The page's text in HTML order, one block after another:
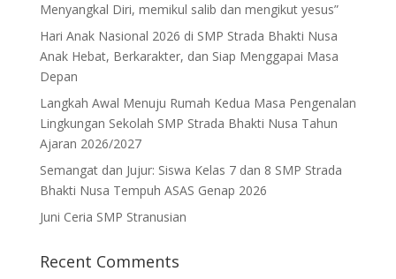
Menyangkal Diri, memikul salib dan mengikut yesus”
Hari Anak Nasional 2026 di SMP Strada Bhakti Nusa
Anak Hebat, Berkarakter, dan Siap Menggapai Masa
Depan
Langkah Awal Menuju Rumah Kedua Masa Pengenalan
Lingkungan Sekolah SMP Strada Bhakti Nusa Tahun
Ajaran 2026/2027
Semangat dan Jujur: Siswa Kelas 7 dan 8 SMP Strada
Bhakti Nusa Tempuh ASAS Genap 2026
Juni Ceria SMP Stranusian
Recent Comments